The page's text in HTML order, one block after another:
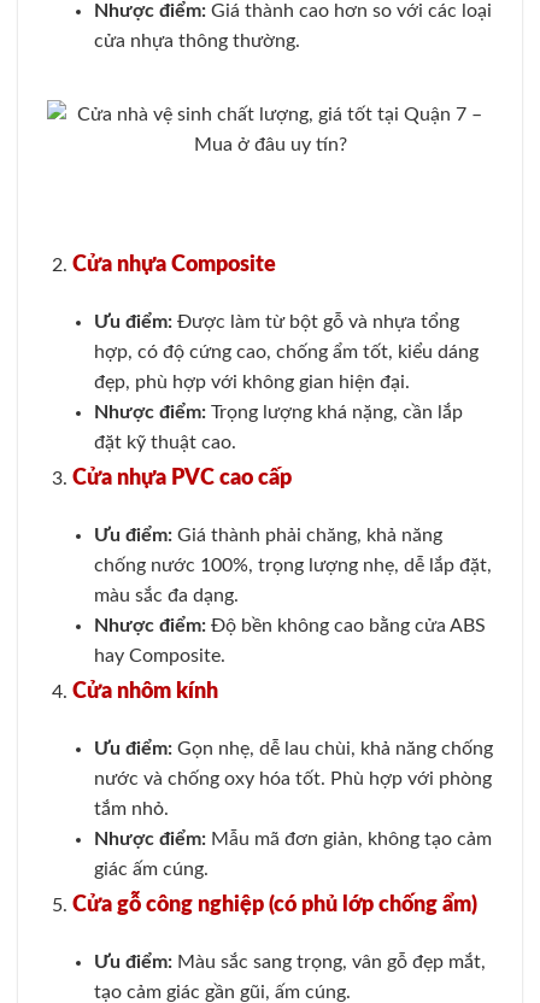
Nhược điểm:Giá thành cao hơn so với các loại
cửa nhựa thông thường.
Cửa nhựa Composite
Ưu điểm:Được làm từ bột gỗ và nhựa tổng
hợp, có độ cứng cao, chống ẩm tốt, kiểu dáng
đẹp, phù hợp với không gian hiện đại.
Nhược điểm:Trọng lượng khá nặng, cần lắp
đặt kỹ thuật cao.
Cửa nhựa PVC cao cấp
Ưu điểm:Giá thành phải chăng, khả năng
chống nước 100%, trọng lượng nhẹ, dễ lắp đặt,
màu sắc đa dạng.
Nhược điểm:Độ bền không cao bằng cửa ABS
hay Composite.
Cửa nhôm kính
Ưu điểm:Gọn nhẹ, dễ lau chùi, khả năng chống
nước và chống oxy hóa tốt. Phù hợp với phòng
tắm nhỏ.
Nhược điểm:Mẫu mã đơn giản, không tạo cảm
giác ấm cúng.
Cửa gỗ công nghiệp (có phủ lớp chống ẩm)
Ưu điểm:Màu sắc sang trọng, vân gỗ đẹp mắt,
tạo cảm giác gần gũi, ấm cúng.